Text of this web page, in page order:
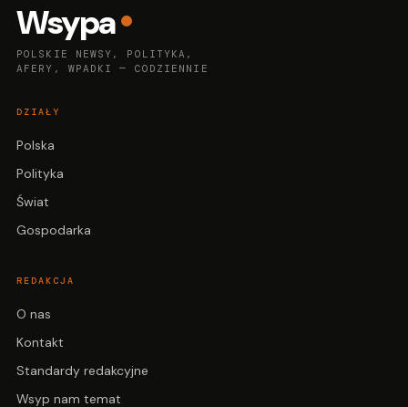
Wsypa
POLSKIE NEWSY, POLITYKA,
AFERY, WPADKI — CODZIENNIE
DZIAŁY
Polska
Polityka
Świat
Gospodarka
REDAKCJA
O nas
Kontakt
Standardy redakcyjne
Wsyp nam temat